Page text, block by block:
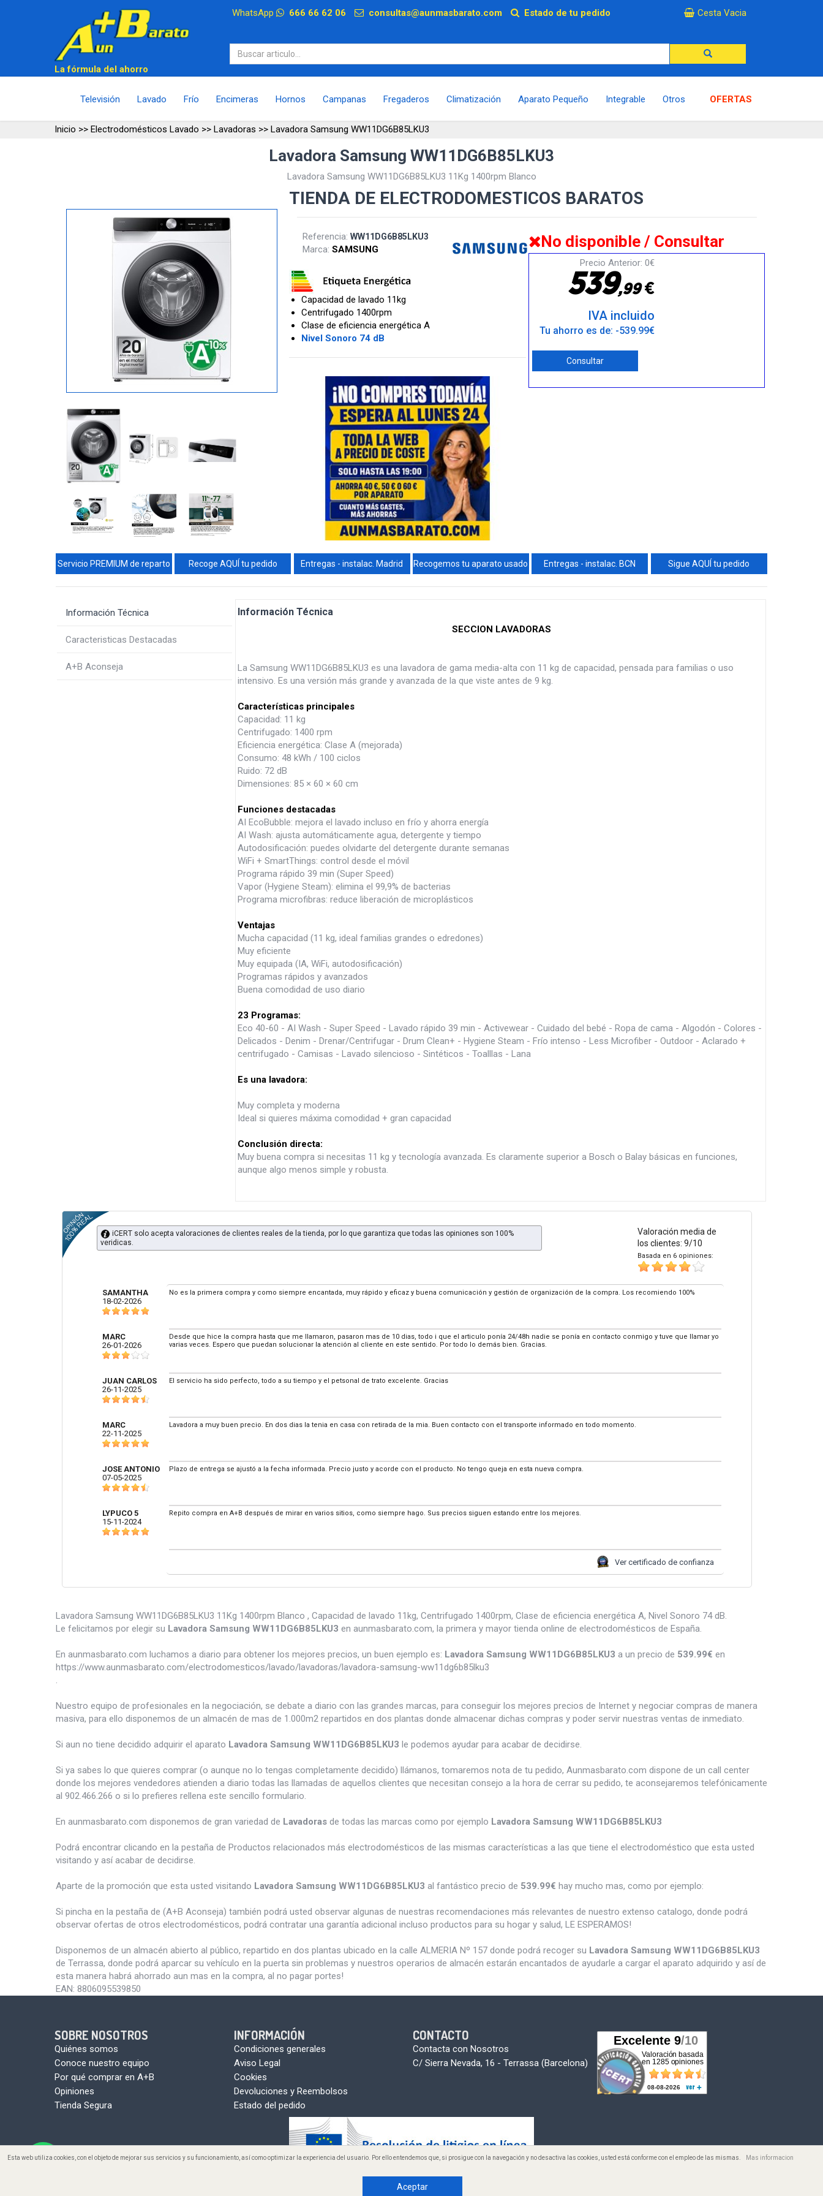
WhatsApp 666 66 62 06 consultas@aunmasbarato.com Estado de tu pedido Cesta Vacia
La fórmula del ahorro
Televisión Lavado Frío Encimeras Hornos Campanas Fregaderos Climatización Aparato Pequeño Integrable Otros OFERTAS
Inicio >> Electrodomésticos Lavado >> Lavadoras >> Lavadora Samsung WW11DG6B85LKU3
Lavadora Samsung WW11DG6B85LKU3
Lavadora Samsung WW11DG6B85LKU3 11Kg 1400rpm Blanco
TIENDA DE ELECTRODOMESTICOS BARATOS
Referencia:WW11DG6B85LKU3
Marca:SAMSUNG
Capacidad de lavado 11kg
Centrifugado 1400rpm
Clase de eficiencia energética A
Nivel Sonoro 74 dB
No disponible / Consultar
Precio Anterior: 0€
539,99€
IVA incluido
Tu ahorro es de: -539.99€
Consultar
Servicio PREMIUM de reparto Recoge AQUÍ tu pedido Entregas - instalac. Madrid Recogemos tu aparato usado Entregas - instalac. BCN Sigue AQUÍ tu pedido
Información Técnica
Caracteristicas Destacadas
A+B Aconseja
Información Técnica
SECCION LAVADORAS
La Samsung WW11DG6B85LKU3 es una lavadora de gama media-alta con 11 kg de capacidad, pensada para familias o uso
intensivo. Es una versión más grande y avanzada de la que viste antes de 9 kg.
Características principales
Capacidad: 11 kg
Centrifugado: 1400 rpm
Eficiencia energética: Clase A (mejorada)
Consumo: 48 kWh / 100 ciclos
Ruido: 72 dB
Dimensiones: 85 × 60 × 60 cm
Funciones destacadas
AI EcoBubble: mejora el lavado incluso en frío y ahorra energía
AI Wash: ajusta automáticamente agua, detergente y tiempo
Autodosificación: puedes olvidarte del detergente durante semanas
WiFi + SmartThings: control desde el móvil
Programa rápido 39 min (Super Speed)
Vapor (Hygiene Steam): elimina el 99,9% de bacterias
Programa microfibras: reduce liberación de microplásticos
Ventajas
Mucha capacidad (11 kg, ideal familias grandes o edredones)
Muy eficiente
Muy equipada (IA, WiFi, autodosificación)
Programas rápidos y avanzados
Buena comodidad de uso diario
23 Programas:
Eco 40-60 - AI Wash - Super Speed - Lavado rápido 39 min - Activewear - Cuidado del bebé - Ropa de cama - Algodón - Colores -
Delicados - Denim - Drenar/Centrifugar - Drum Clean+ - Hygiene Steam - Frío intenso - Less Microfiber - Outdoor - Aclarado +
centrifugado - Camisas - Lavado silencioso - Sintéticos - Toalllas - Lana
Es una lavadora:
Muy completa y moderna
Ideal si quieres máxima comodidad + gran capacidad
Conclusión directa:
Muy buena compra si necesitas 11 kg y tecnología avanzada. Es claramente superior a Bosch o Balay básicas en funciones,
aunque algo menos simple y robusta.
Valoración media de
los clientes: 9/10
Basada en 6 opiniones:
iCERT solo acepta valoraciones de clientes reales de la tienda, por lo que garantiza que todas las opiniones son 100%
veridicas.
SAMANTHA
18-02-2026
No es la primera compra y como siempre encantada, muy rápido y eficaz y buena comunicación y gestión de organización de la compra. Los recomiendo 100%
MARC
26-01-2026
Desde que hice la compra hasta que me llamaron, pasaron mas de 10 dias, todo i que el articulo ponía 24/48h nadie se ponía en contacto conmigo y tuve que llamar yo
varias veces. Espero que puedan solucionar la atención al cliente en este sentido. Por todo lo demás bien. Gracias.
JUAN CARLOS
26-11-2025
El servicio ha sido perfecto, todo a su tiempo y el petsonal de trato excelente. Gracias
MARC
22-11-2025
Lavadora a muy buen precio. En dos dias la tenia en casa con retirada de la mia. Buen contacto con el transporte informado en todo momento.
JOSE ANTONIO
07-05-2025
Plazo de entrega se ajustó a la fecha informada. Precio justo y acorde con el producto. No tengo queja en esta nueva compra.
LYPUCO 5
15-11-2024
Repito compra en A+B después de mirar en varios sitios, como siempre hago. Sus precios siguen estando entre los mejores.
Ver certificado de confianza
Lavadora Samsung WW11DG6B85LKU3 11Kg 1400rpm Blanco , Capacidad de lavado 11kg, Centrifugado 1400rpm, Clase de eficiencia energética A, Nivel Sonoro 74 dB.
Le felicitamos por elegir su Lavadora Samsung WW11DG6B85LKU3 en aunmasbarato.com, la primera y mayor tienda online de electrodomésticos de España.
En aunmasbarato.com luchamos a diario para obtener los mejores precios, un buen ejemplo es: Lavadora Samsung WW11DG6B85LKU3 a un precio de 539.99€ en
https://www.aunmasbarato.com/electrodomesticos/lavado/lavadoras/lavadora-samsung-ww11dg6b85lku3
.
Nuestro equipo de profesionales en la negociación, se debate a diario con las grandes marcas, para conseguir los mejores precios de Internet y negociar compras de manera
masiva, para ello disponemos de un almacén de mas de 1.000m2 repartidos en dos plantas donde almacenar dichas compras y poder servir nuestras ventas de inmediato.
Si aun no tiene decidido adquirir el aparato Lavadora Samsung WW11DG6B85LKU3 le podemos ayudar para acabar de decidirse.
Si ya sabes lo que quieres comprar (o aunque no lo tengas completamente decidido) llámanos, tomaremos nota de tu pedido, Aunmasbarato.com dispone de un call center
donde los mejores vendedores atienden a diario todas las llamadas de aquellos clientes que necesitan consejo a la hora de cerrar su pedido, te aconsejaremos telefónicamente
al 902.466.266 o si lo prefieres rellena este sencillo formulario.
En aunmasbarato.com disponemos de gran variedad de Lavadoras de todas las marcas como por ejemplo Lavadora Samsung WW11DG6B85LKU3
Podrá encontrar clicando en la pestaña de Productos relacionados más electrodomésticos de las mismas características a las que tiene el electrodoméstico que esta usted
visitando y así acabar de decidirse.
Aparte de la promoción que esta usted visitando Lavadora Samsung WW11DG6B85LKU3 al fantástico precio de 539.99€ hay mucho mas, como por ejemplo:
Si pincha en la pestaña de (A+B Aconseja) también podrá usted observar algunas de nuestras recomendaciones más relevantes de nuestro extenso catalogo, donde podrá
observar ofertas de otros electrodomésticos, podrá contratar una garantía adicional incluso productos para su hogar y salud, LE ESPERAMOS!
Disponemos de un almacén abierto al público, repartido en dos plantas ubicado en la calle ALMERIA Nº 157 donde podrá recoger su Lavadora Samsung WW11DG6B85LKU3
de Terrassa, donde podrá aparcar su vehículo en la puerta sin problemas y nuestros operarios de almacén estarán encantados de ayudarle a cargar el aparato adquirido y así de
esta manera habrá ahorrado aun mas en la compra, al no pagar portes!
EAN: 8806095539850
SOBRE NOSOTROS
Quiénes somos
Conoce nuestro equipo
Por qué comprar en A+B
Opiniones
Tienda Segura
INFORMACIÓN
Condiciones generales
Aviso Legal
Cookies
Devoluciones y Reembolsos
Estado del pedido
CONTACTO
Contacta con Nosotros
C/ Sierra Nevada, 16 - Terrassa (Barcelona)
Esta web utiliza cookies, con el objeto de mejorar sus servicios y su funcionamiento, así como optimizar la experiencia del usuario. Por ello entendemos que, si prosigue con la navegación y no desactiva las cookies, usted está conforme con el empleo de las mismas. Mas informacion